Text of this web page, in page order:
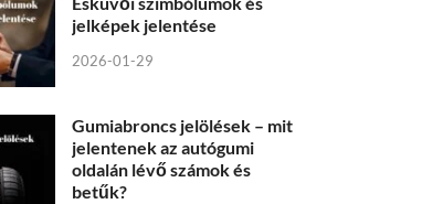
jelképek jelentése
2026-01-29
Gumiabroncs jelölések – mit
jelentenek az autógumi
oldalán lévő számok és
betűk?